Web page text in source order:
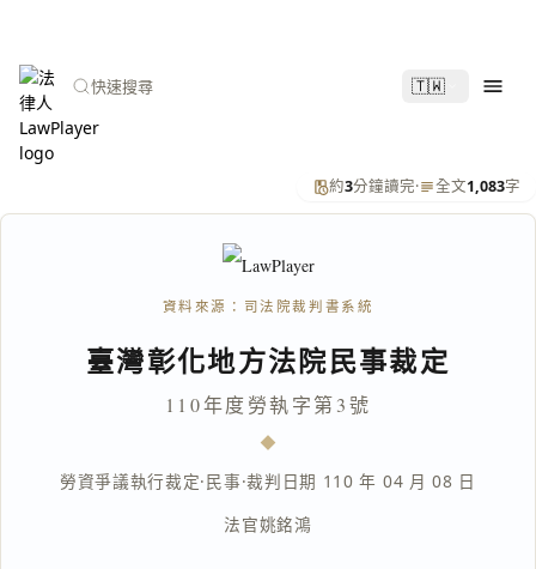
快速搜尋 🇹🇼
約3分鐘讀完· 全文1,083字
資料來源：司法院裁判書系統
臺灣彰化地方法院民事裁定
110年度勞執字第3號
勞資爭議執行裁定·民事·裁判日期 110 年 04 月 08 日
法官姚銘鴻